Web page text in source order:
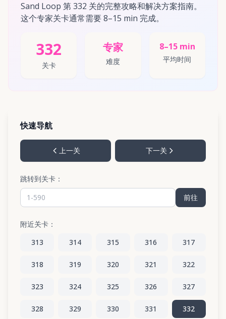
Sand Loop 第 332 关的完整攻略和解决方案指南。
这个专家关卡通常需要 8–15 min 完成。
332
关卡
专家
难度
8–15 min
平均时间
快速导航
上一关 下一关
跳转到关卡：
前往
附近关卡：
313
314 315 316 317
318 319 320 321 322
323 324 325 326 327
328 329 330 331 332